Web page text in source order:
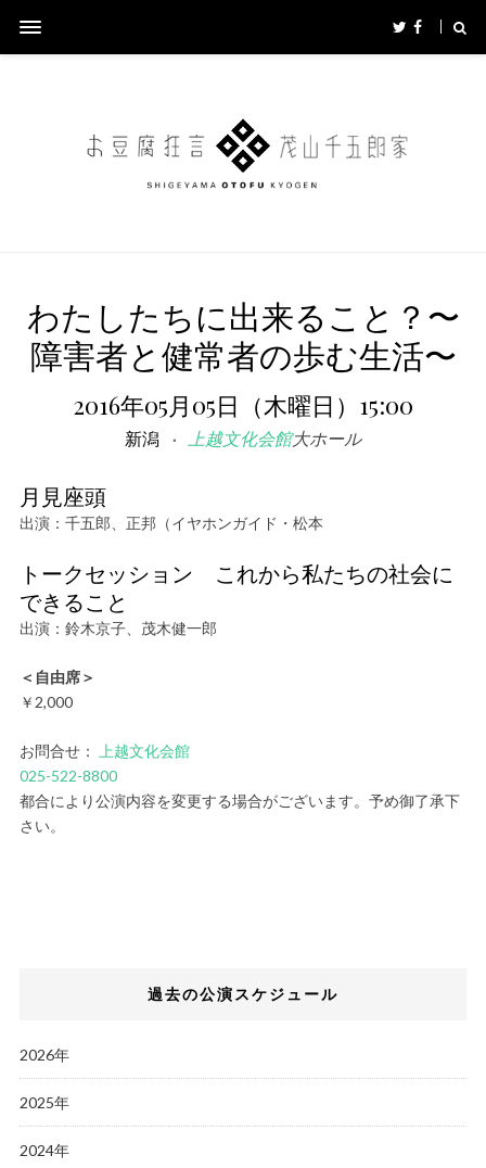
わたしたちに出来ること？〜
障害者と健常者の歩む生活〜
2016年05月05日（木曜日）15:00
新潟 上越文化会館大ホール
月見座頭
出演：千五郎、正邦（イヤホンガイド・松本
トークセッション これから私たちの社会に
できること
出演：鈴木京子、茂木健一郎
＜自由席＞
￥2,000
お問合せ： 上越文化会館
025-522-8800
都合により公演内容を変更する場合がございます。予め御了承下
さい。
過去の公演スケジュール
2026年
2025年
2024年